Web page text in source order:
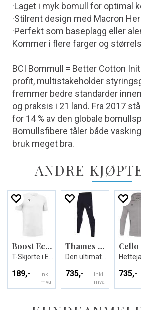
·Laget i myk bomull for optimal
·Stilrent design med Macron
·Perfekt som baseplagg eller
Kommer i flere farger og
BCI Bommull = Better Cotton
profit, multistakeholder
fremmer bedre standarder
og praksis i 21 land. Fra 2017
for 14 % av den globale
Bomullsfibere tåler både
bruk meget bra.
ANDRE
Boost Eco T-shirt
189,-
Inkl.
mva
Thames Hero Pant
Den ultimate treningsbuksen - Unisex
735,-
Inkl.
mva
735,-